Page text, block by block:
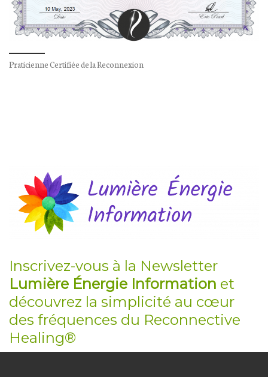
Praticienne Certifiée de la Reconnexion
Inscrivez-vous à la Newsletter
Lumière Énergie Information et
découvrez la simplicité au cœur
des fréquences du Reconnective
Healing®